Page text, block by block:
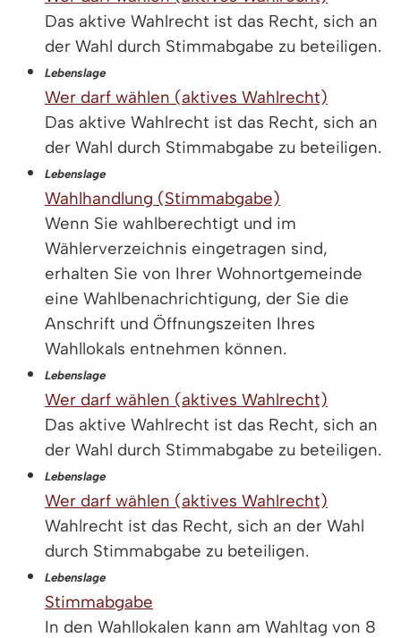
Das aktive Wahlrecht ist das Recht, sich an
der Wahl durch Stimmabgabe zu beteiligen.
Lebenslage
Wer darf wählen (aktives Wahlrecht)
Das aktive Wahlrecht ist das Recht, sich an
der Wahl durch Stimmabgabe zu beteiligen.
Lebenslage
Wahlhandlung (Stimmabgabe)
Wenn Sie wahlberechtigt und im
Wählerverzeichnis eingetragen sind,
erhalten Sie von Ihrer Wohnortgemeinde
eine Wahlbenachrichtigung, der Sie die
Anschrift und Öffnungszeiten Ihres
Wahllokals entnehmen können.
Lebenslage
Wer darf wählen (aktives Wahlrecht)
Das aktive Wahlrecht ist das Recht, sich an
der Wahl durch Stimmabgabe zu beteiligen.
Lebenslage
Wer darf wählen (aktives Wahlrecht)
Wahlrecht ist das Recht, sich an der Wahl
durch Stimmabgabe zu beteiligen.
Lebenslage
Stimmabgabe
In den Wahllokalen kann am Wahltag von 8